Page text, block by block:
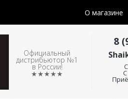
О магазине
Официальный
дистрибьютор №1
в России!
★★★★★
8
С